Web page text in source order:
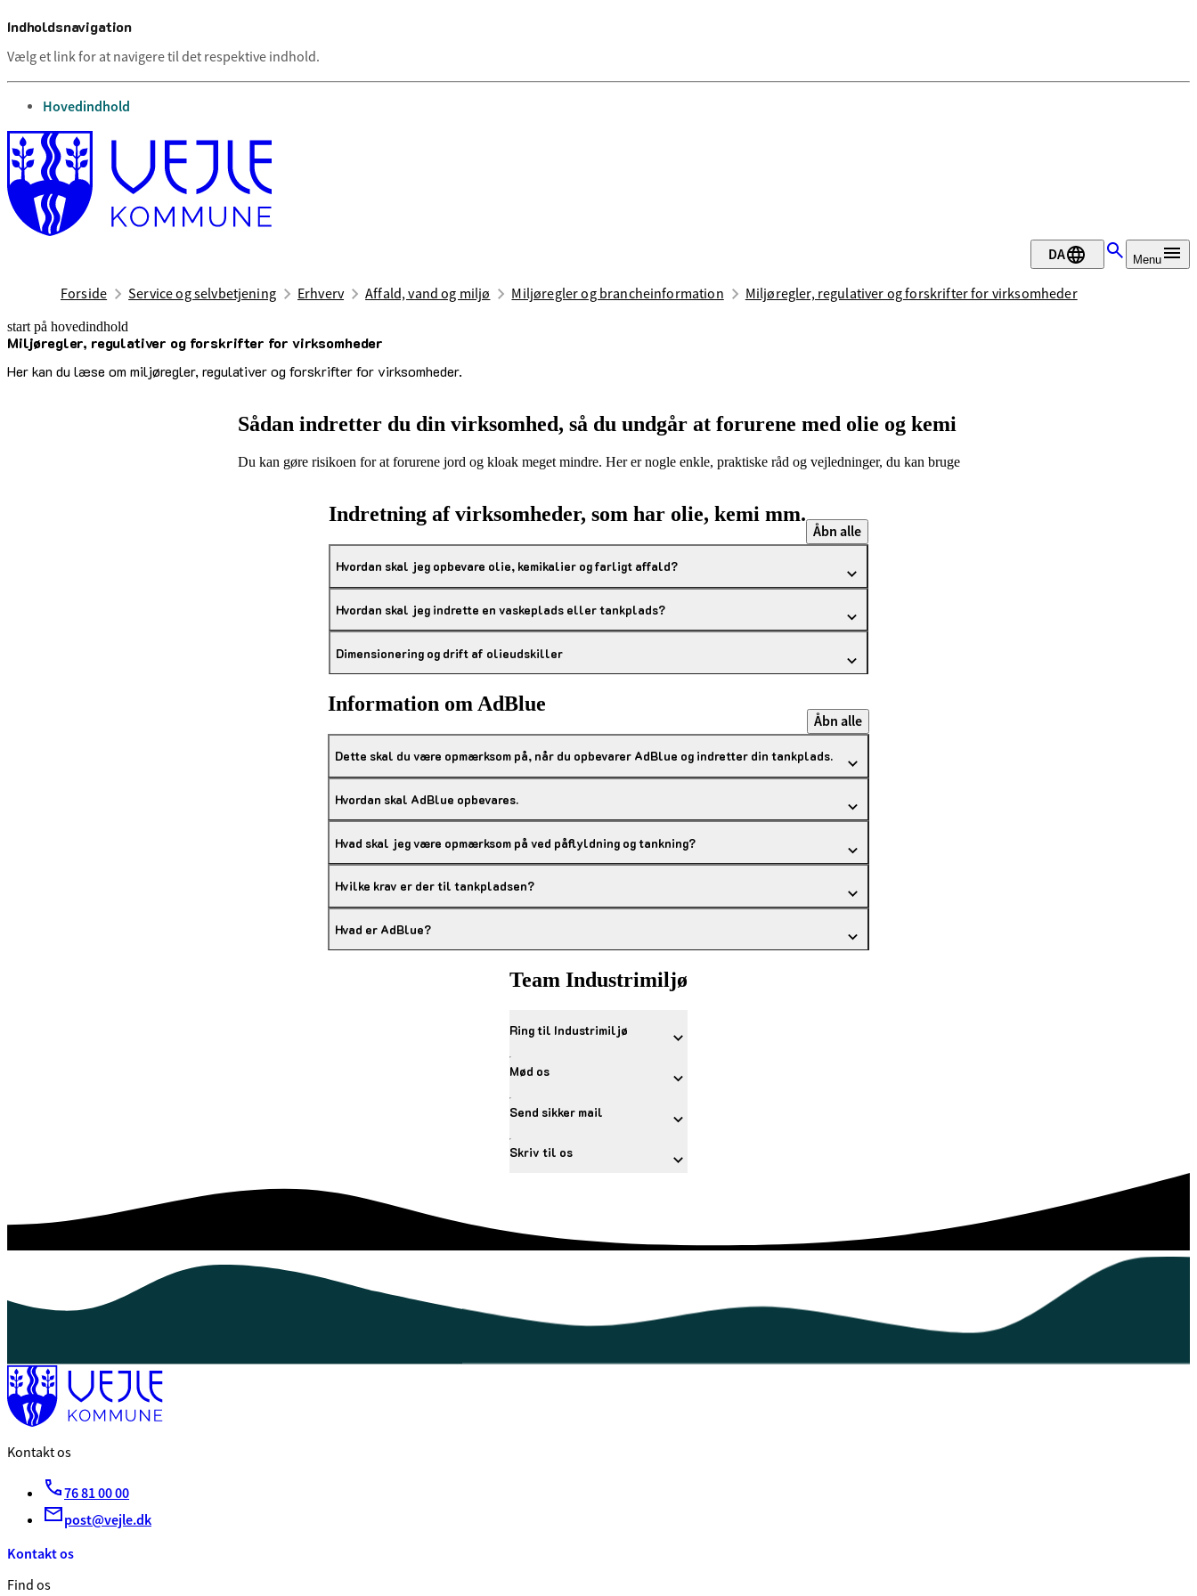
Indholdsnavigation
Vælg et link for at navigere til det respektive indhold.
gå til
Hovedindhold
DA Menu
Forside Service og selvbetjening Erhverv Affald, vand og miljø Miljøregler og brancheinformation Miljøregler, regulativer og forskrifter for virksomheder
start på hovedindhold
Miljøregler, regulativer og forskrifter for virksomheder
Her kan du læse om miljøregler, regulativer og forskrifter for virksomheder.
senest opdateret 10. februar 2025
Sådan indretter du din virksomhed, så du undgår at forurene med olie og kemi
Du kan gøre risikoen for at forurene jord og kloak meget mindre. Her er nogle enkle, praktiske råd og vejledninger, du kan bruge
Indretning af virksomheder, som har olie, kemi mm.
Åbn alle
Hvordan skal jeg opbevare olie, kemikalier og farligt affald?
Hvordan skal jeg indrette en vaskeplads eller tankplads?
Dimensionering og drift af olieudskiller
Information om AdBlue
Åbn alle
Dette skal du være opmærksom på, når du opbevarer AdBlue og indretter din tankplads.
Hvordan skal AdBlue opbevares.
Hvad skal jeg være opmærksom på ved påflyldning og tankning?
Hvilke krav er der til tankpladsen?
Hvad er AdBlue?
Team Industrimiljø
Ring til Industrimiljø
Mød os
Send sikker mail
Skriv til os
Kontakt os
76 81 00 00
post@vejle.dk
Kontakt os
Find os